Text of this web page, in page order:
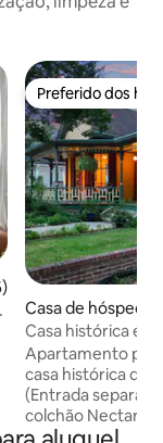
avaliação média de
Preferido dos
Preferido dos
Casa de hóspedes
Casa histórica
Apartamento
Apartamento
casa histórica de
(Entrada separada) Nova cama
colchão Nectar
que pode ser